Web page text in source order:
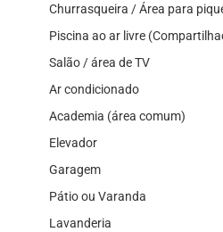
Churrasqueira / Área para
Piscina ao ar livre
Salão / área de TV
Ar condicionado
Academia (área comum)
Elevador
Garagem
Pátio ou Varanda
Lavanderia